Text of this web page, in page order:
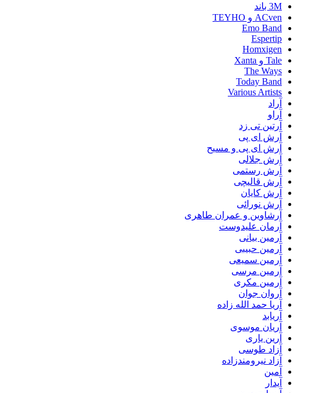
3M باند
ACven و TEYHO
Emo Band
Espertip
Homxigen
Tale و Xanta
The Ways
Today Band
Various Artists
آراد
آراو
آرتین تی زد
آرش ای پی
آرش ای پی و مسیح
آرش جلالی
آرش رستمی
آرش قالیچی
آرش کایان
آرش نورائی
آرشاوین و عمران طاهری
آرمان علیدوست
آرمین بیانی
آرمین حبیبی
آرمین سمیعی
آرمین مرسی
آرمین مکری
آروان جوان
آریا حمد الله زاده
آریابد
آریان موسوی
آرین یاری
آزاد طوسی
آزاد نیرومندزاده
آمین
آیدار